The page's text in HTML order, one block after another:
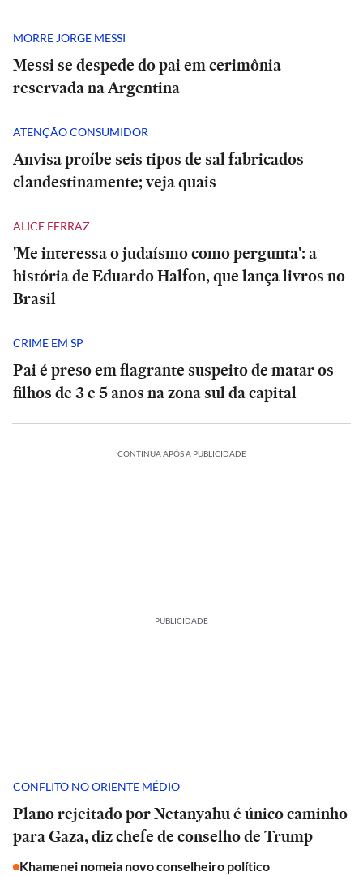
MORRE JORGE MESSI
Messi se despede do pai em cerimônia
reservada na Argentina
ATENÇÃO CONSUMIDOR
Anvisa proíbe seis tipos de sal fabricados
clandestinamente; veja quais
ALICE FERRAZ
'Me interessa o judaísmo como pergunta': a
história de Eduardo Halfon, que lança livros no
Brasil
CRIME EM SP
Pai é preso em flagrante suspeito de matar os
filhos de 3 e 5 anos na zona sul da capital
CONTINUA APÓS A PUBLICIDADE
PUBLICIDADE
CONFLITO NO ORIENTE MÉDIO
Plano rejeitado por Netanyahu é único caminho
para Gaza, diz chefe de conselho de Trump
Khamenei nomeia novo conselheiro político